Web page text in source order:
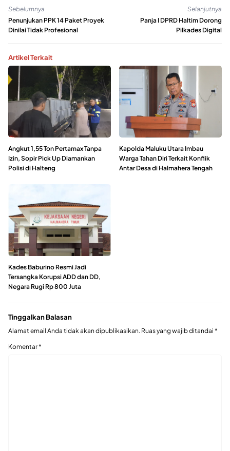
Sebelumnya
Penunjukan PPK 14 Paket Proyek
Dinilai Tidak Profesional
Selanjutnya
Panja I DPRD Haltim Dorong
Pilkades Digital
Artikel Terkait
Angkut 1,55 Ton Pertamax Tanpa
Izin, Sopir Pick Up Diamankan
Polisi di Halteng
Kapolda Maluku Utara Imbau
Warga Tahan Diri Terkait Konflik
Antar Desa di Halmahera Tengah
Kades Baburino Resmi Jadi
Tersangka Korupsi ADD dan DD,
Negara Rugi Rp 800 Juta
Tinggalkan Balasan
Alamat email Anda tidak akan dipublikasikan. Ruas yang wajib ditandai *
Komentar*